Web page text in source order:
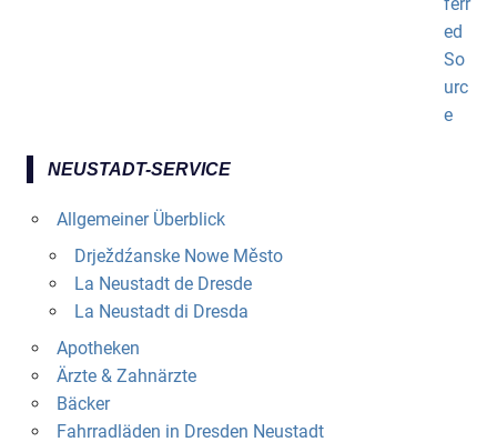
NEUSTADT-SERVICE
Allgemeiner Überblick
Drježdźanske Nowe Město
La Neustadt de Dresde
La Neustadt di Dresda
Apotheken
Ärzte & Zahnärzte
Bäcker
Fahrradläden in Dresden Neustadt